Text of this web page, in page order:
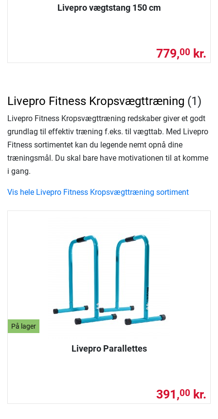
Livepro vægtstang 150 cm
779,00 kr.
På lager
Livepro Parallettes
391,00 kr.
Livepro Fitness Kropsvægttræning (1)
Livepro Fitness Kropsvægttræning redskaber giver et godt
grundlag til effektiv træning f.eks. til vægttab. Med Livepro
Fitness sortimentet kan du legende nemt opnå dine
træningsmål. Du skal bare have motivationen til at komme
i gang.
Vis hele Livepro Fitness Kropsvægttræning sortiment